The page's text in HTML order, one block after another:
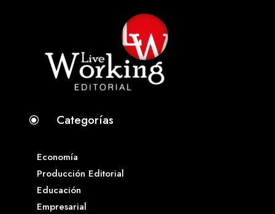
\ Categorías
Economía
Producción Editorial
Educación
Empresarial